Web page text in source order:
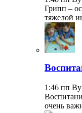
Грипп –
тяжелой
1:46 пп By
очень